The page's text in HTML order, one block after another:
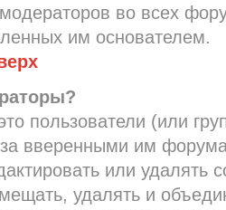
во всех
им основателем.
пользователи (или
вверенными им
или удалять
удалять и